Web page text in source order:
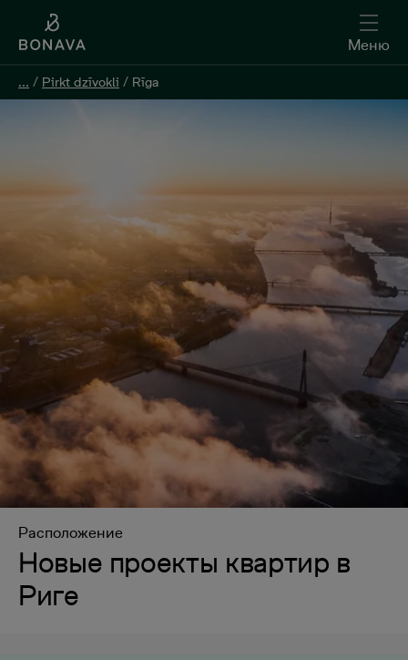
Меню
... / Pirkt dzīvokli / Rīga
Расположение
Новые проекты квартир в
Риге